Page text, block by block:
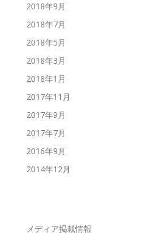
2018年9月
2018年7月
2018年5月
2018年3月
2018年1月
2017年11月
2017年9月
2017年7月
2016年9月
2014年12月
メディア掲載情報